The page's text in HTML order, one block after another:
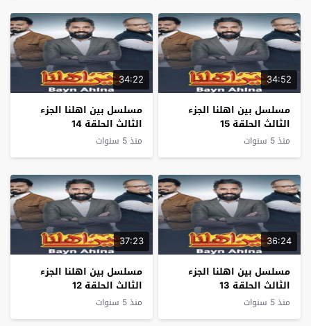
34:52
مسلسل بين اهلنا الجزء
الثالث الحلقة 15
منذ 5 سنوات
34:22
مسلسل بين اهلنا الجزء
الثالث الحلقة 14
منذ 5 سنوات
36:24
مسلسل بين اهلنا الجزء
الثالث الحلقة 13
منذ 5 سنوات
37:23
مسلسل بين اهلنا الجزء
الثالث الحلقة 12
منذ 5 سنوات